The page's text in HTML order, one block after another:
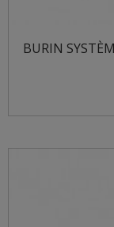
BURIN